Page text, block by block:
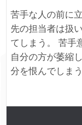
苦手な人の前に
先の担当者は扱
てしまう。 苦手
自分の方が萎縮
分を恨んでしまう